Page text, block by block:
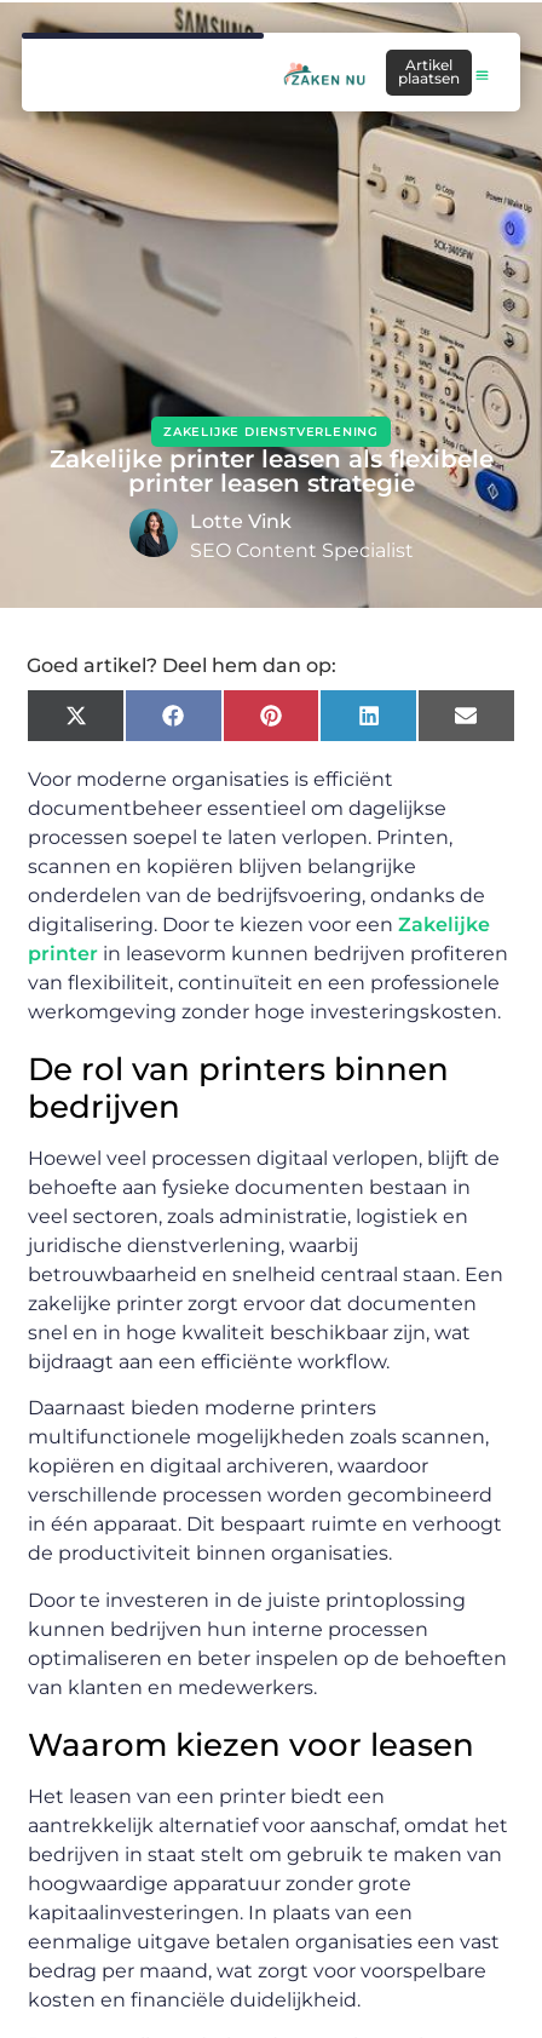
Artikel
plaatsen
ZAKELIJKE DIENSTVERLENING
Zakelijke printer leasen als flexibele
printer leasen strategie
Lotte Vink
SEO Content Specialist
Goed artikel? Deel hem dan op:
X
(Twitter)
FacebookPinterestLinkedIn Email
Voor moderne organisaties is efficiënt
documentbeheer essentieel om dagelijkse
processen soepel te laten verlopen. Printen,
scannen en kopiëren blijven belangrijke
onderdelen van de bedrijfsvoering, ondanks de
digitalisering. Door te kiezen voor een Zakelijke
printer in leasevorm kunnen bedrijven profiteren
van flexibiliteit, continuïteit en een professionele
werkomgeving zonder hoge investeringskosten.
De rol van printers binnen
bedrijven
Hoewel veel processen digitaal verlopen, blijft de
behoefte aan fysieke documenten bestaan in
veel sectoren, zoals administratie, logistiek en
juridische dienstverlening, waarbij
betrouwbaarheid en snelheid centraal staan. Een
zakelijke printer zorgt ervoor dat documenten
snel en in hoge kwaliteit beschikbaar zijn, wat
bijdraagt aan een efficiënte workflow.
Daarnaast bieden moderne printers
multifunctionele mogelijkheden zoals scannen,
kopiëren en digitaal archiveren, waardoor
verschillende processen worden gecombineerd
in één apparaat. Dit bespaart ruimte en verhoogt
de productiviteit binnen organisaties.
Door te investeren in de juiste printoplossing
kunnen bedrijven hun interne processen
optimaliseren en beter inspelen op de behoeften
van klanten en medewerkers.
Waarom kiezen voor leasen
Het leasen van een printer biedt een
aantrekkelijk alternatief voor aanschaf, omdat het
bedrijven in staat stelt om gebruik te maken van
hoogwaardige apparatuur zonder grote
kapitaalinvesteringen. In plaats van een
eenmalige uitgave betalen organisaties een vast
bedrag per maand, wat zorgt voor voorspelbare
kosten en financiële duidelijkheid.